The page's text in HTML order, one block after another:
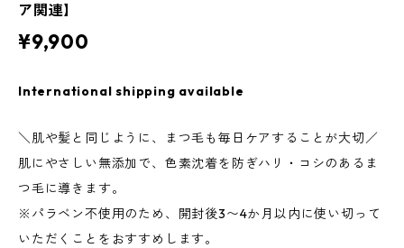
ア関連】
¥9,900
International shipping available
＼肌や髪と同じように、まつ毛も毎日ケアすることが大切／
肌にやさしい無添加で、色素沈着を防ぎハリ・コシのあるま
つ毛に導きます。
※パラベン不使用のため、開封後3〜4か月以内に使い切って
いただくことをおすすめします。